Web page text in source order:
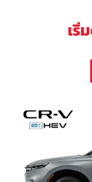
เริ่